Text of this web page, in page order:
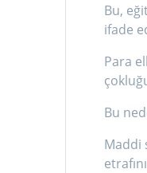
Bu,
ifade
Para
Bu
Maddi